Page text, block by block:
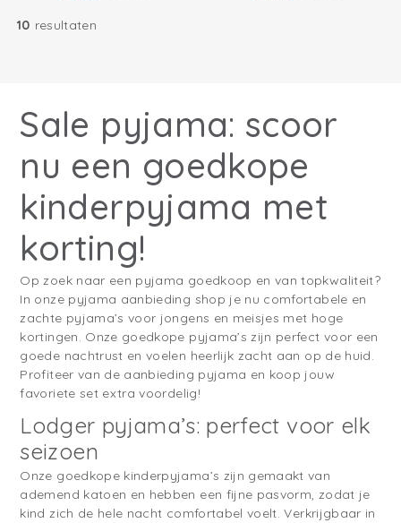
10 resultaten
Sale pyjama: scoor
nu een goedkope
kinderpyjama met
korting!
Op zoek naar een pyjama goedkoop en van topkwaliteit?
In onze pyjama aanbieding shop je nu comfortabele en
zachte pyjama’s voor jongens en meisjes met hoge
kortingen. Onze goedkope pyjama’s zijn perfect voor een
goede nachtrust en voelen heerlijk zacht aan op de huid.
Profiteer van de aanbieding pyjama en koop jouw
favoriete set extra voordelig!
Lodger pyjama’s: perfect voor elk
seizoen
Onze goedkope kinderpyjama’s zijn gemaakt van
ademend katoen en hebben een fijne pasvorm, zodat je
kind zich de hele nacht comfortabel voelt. Verkrijgbaar in